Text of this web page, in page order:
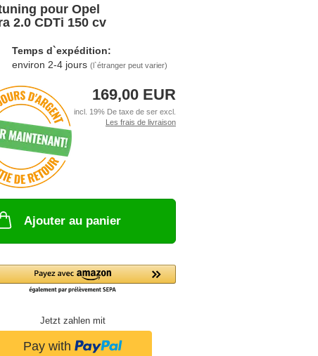
pour Opel
2.0 CDTi 150 cv
Temps d`expédition:
environ 2-4 jours (l`étranger peut varier)
169,00 EUR
incl. 19% De taxe de ser excl.
Les frais de livraison
Ajouter au panier
Jetzt zahlen mit